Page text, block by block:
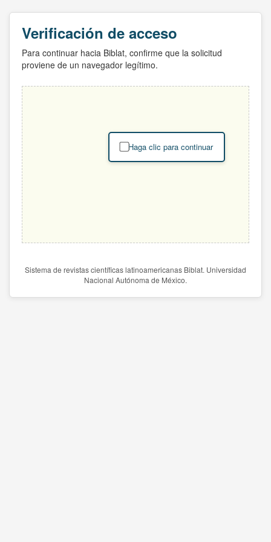
Verificación de acceso
Para continuar hacia Biblat, confirme que la solicitud
proviene de un navegador legítimo.
Haga clic para continuar
Sistema de revistas científicas latinoamericanas Biblat. Universidad
Nacional Autónoma de México.